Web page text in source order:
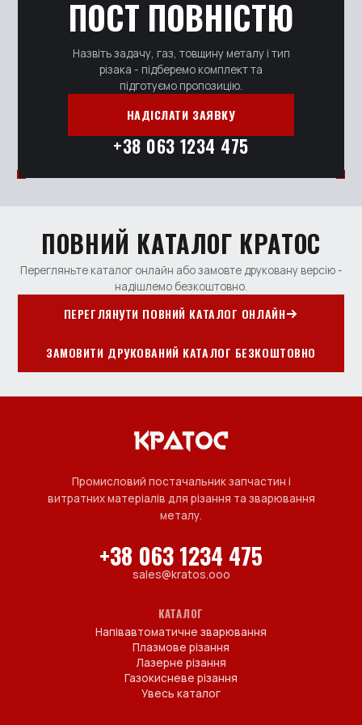
ПОСТ ПОВНІСТЮ
Назвіть задачу, газ, товщину металу і тип
різака - підберемо комплект та
підготуємо пропозицію.
НАДІСЛАТИ ЗАЯВКУ
+38 063 1234 475
ПОВНИЙ КАТАЛОГ КРАТОС
Перегляньте каталог онлайн або замовте друковану версію -
надішлемо безкоштовно.
ПЕРЕГЛЯНУТИ ПОВНИЙ КАТАЛОГ ОНЛАЙН
ЗАМОВИТИ ДРУКОВАНИЙ КАТАЛОГ БЕЗКОШТОВНО
Промисловий постачальник запчастин і
витратних матеріалів для різання та зварювання
металу.
+38 063 1234 475
sales@kratos.ooo
КАТАЛОГ
Напівавтоматичне зварювання
Плазмове різання
Лазерне різання
Газокисневе різання
Увесь каталог